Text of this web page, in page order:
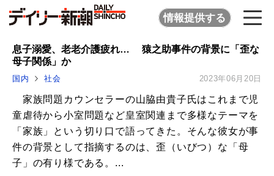
情報提供する
息子溺愛、老老介護疲れ… 猿之助事件の背景に「歪な
母子関係」か
国内 社会 2023年06月20日
家族問題カウンセラーの山脇由貴子氏はこれまで児
童虐待から小室問題など皇室関連まで多様なテーマを
「家族」という切り口で語ってきた。そんな彼女が事
件の背景として指摘するのは、歪（いびつ）な「母
子」の有り様である。...